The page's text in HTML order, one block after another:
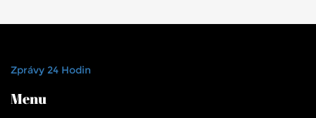
Zprávy 24 Hodin
Menu